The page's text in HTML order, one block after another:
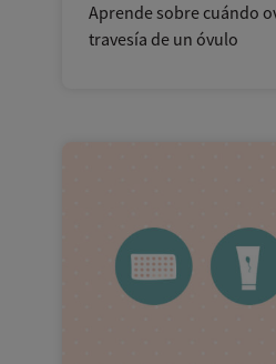
Aprende sobre cuándo
travesía de un óvulo